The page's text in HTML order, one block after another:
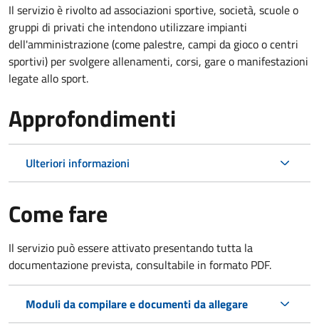
Il servizio è rivolto ad associazioni sportive, società, scuole o
gruppi di privati che intendono utilizzare impianti
dell'amministrazione (come palestre, campi da gioco o centri
sportivi) per svolgere allenamenti, corsi, gare o manifestazioni
legate allo sport.
Approfondimenti
Ulteriori informazioni
Come fare
Il servizio può essere attivato presentando tutta la
documentazione prevista, consultabile in formato PDF.
Moduli da compilare e documenti da allegare